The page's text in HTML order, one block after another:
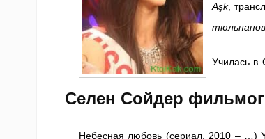
Aşk,
тюльпанов
Училась в
Селен Сойдер
Небесная любовь (сериал, 2010 – …)